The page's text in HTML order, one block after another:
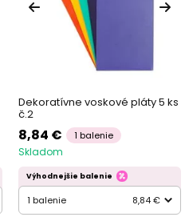
Dekoratívne voskové pláty 5 ks
č.2
8,84 € 1 balenie
Skladom
Výhodnejšie balenie
1 balenie 8,84 €